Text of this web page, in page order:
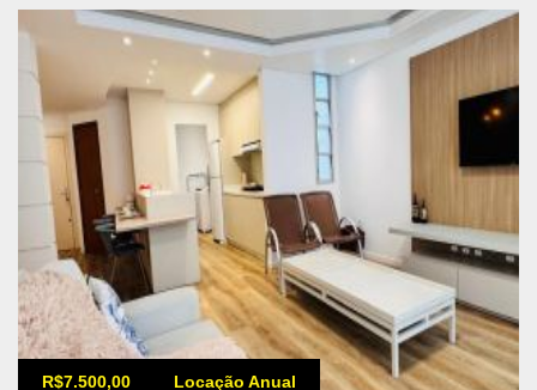
R$7.500,00 Locação Anual